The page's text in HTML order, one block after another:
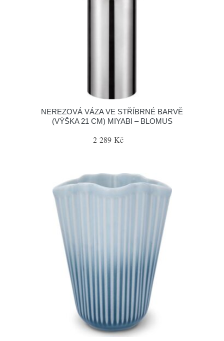
NEREZOVÁ VÁZA VE STŘÍBRNÉ BARVĚ
(VÝŠKA 21 CM) MIYABI – BLOMUS
2 289 Kč